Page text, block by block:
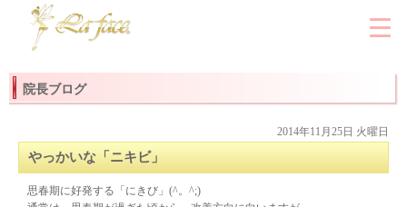
院長ブログ
2014年11月25日 火曜日
やっかいな「ニキビ」
思春期に好発する「にきび」(^。^;)